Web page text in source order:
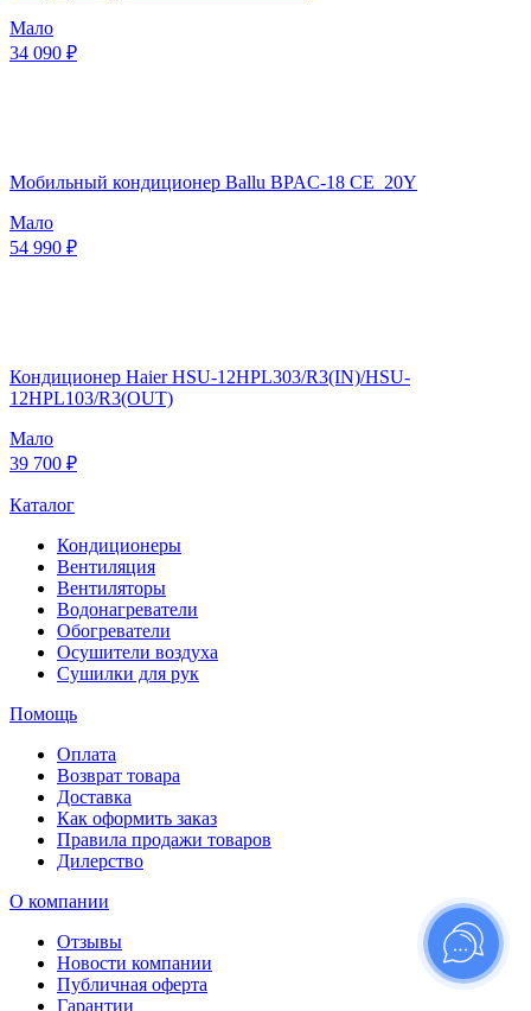
Мало
34 090 ₽
Мобильный кондиционер Ballu BPAC-18 CE_20Y
Мало
54 990 ₽
Кондиционер Haier HSU-12HPL303/R3(IN)/HSU-
12HPL103/R3(OUT)
Мало
39 700 ₽
Каталог
Кондиционеры
Вентиляция
Вентиляторы
Водонагреватели
Обогреватели
Осушители воздуха
Сушилки для рук
Помощь
Оплата
Возврат товара
Доставка
Как оформить заказ
Правила продажи товаров
Дилерство
О компании
Отзывы
Новости компании
Публичная оферта
Гарантии